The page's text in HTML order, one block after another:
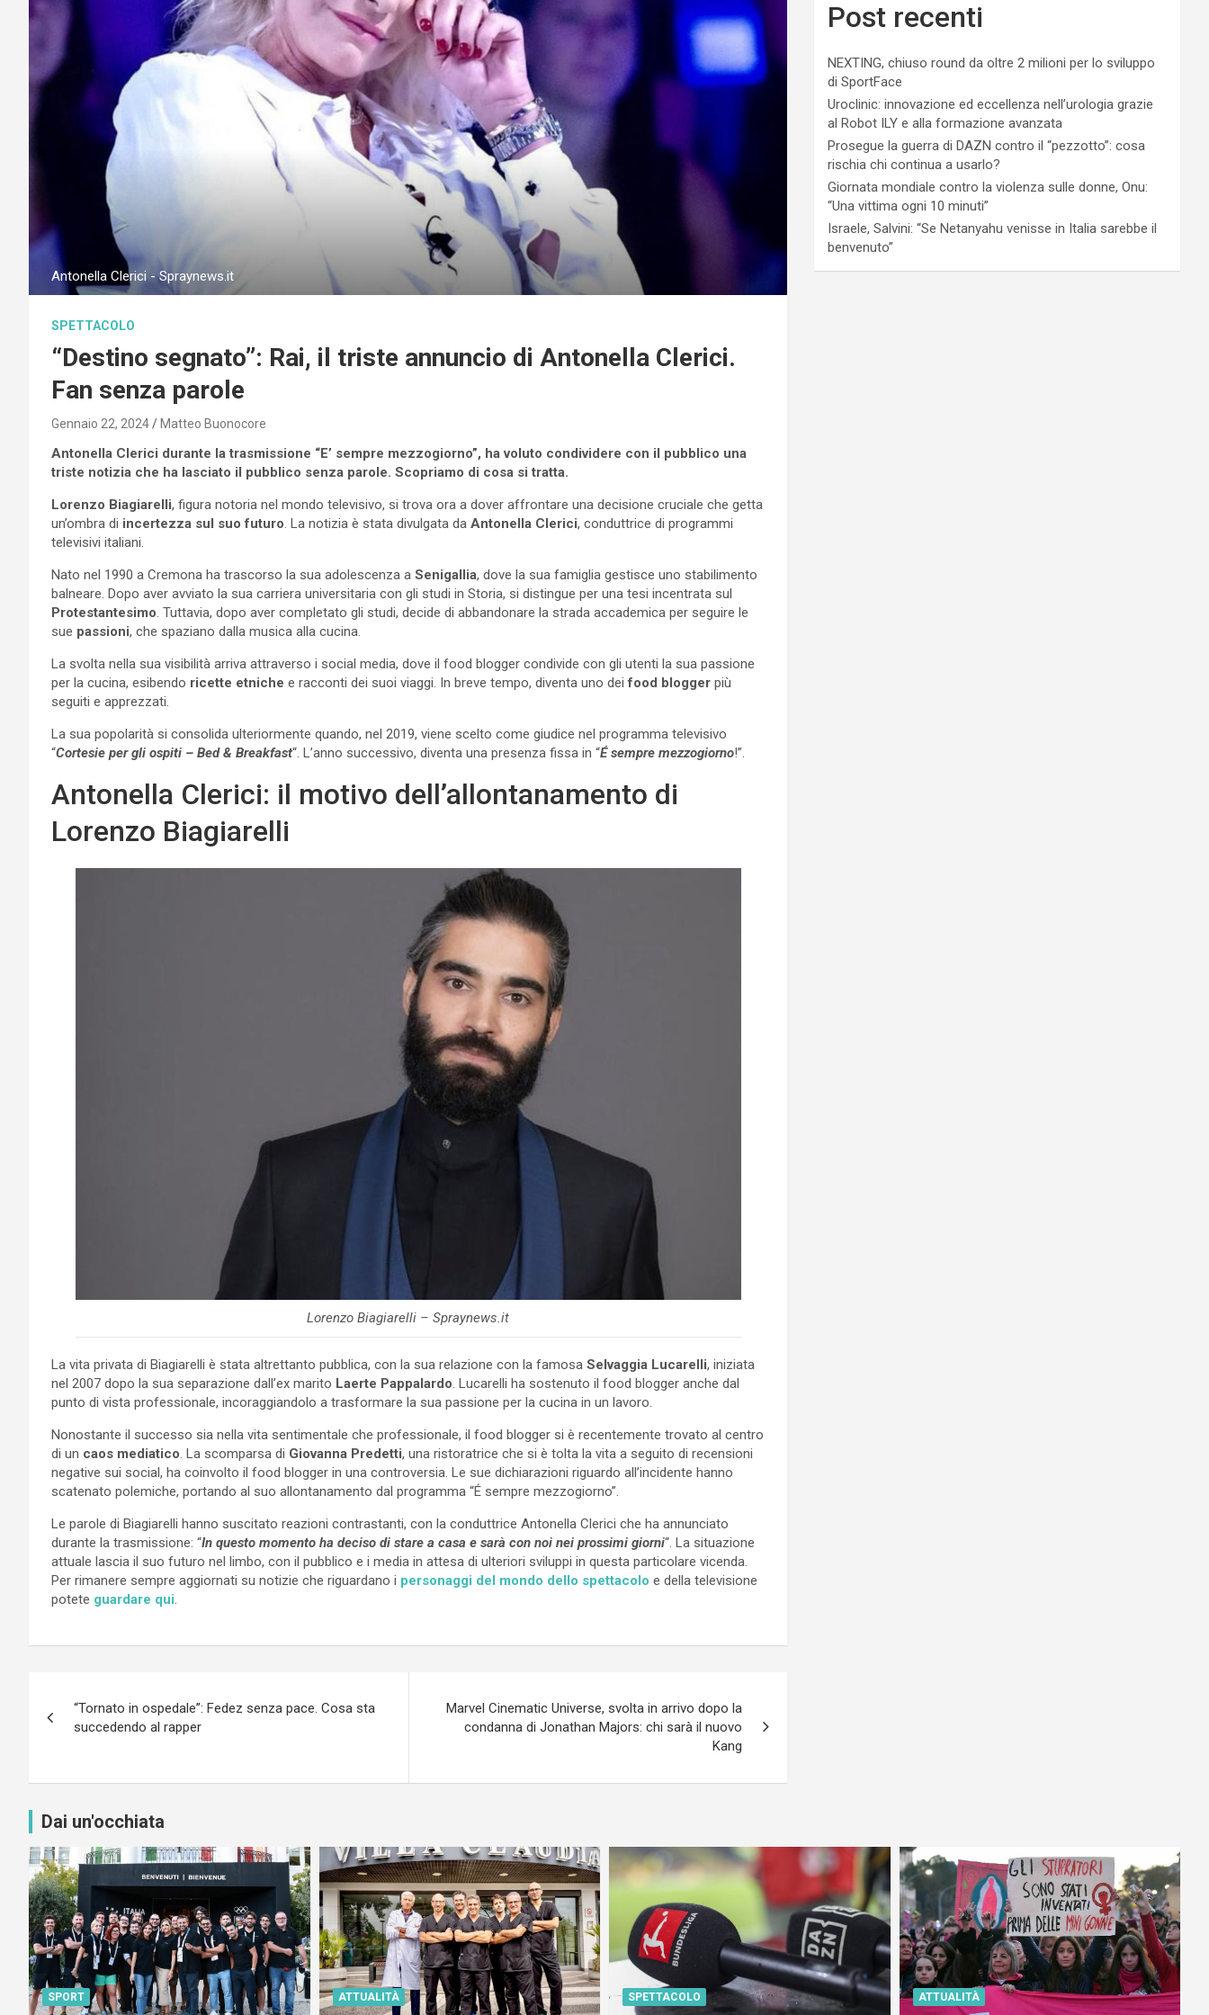
Antonella Clerici - Spraynews.it
SPETTACOLO
“Destino segnato”: Rai, il triste annuncio di Antonella Clerici.
Fan senza parole
Gennaio 22, 2024 Matteo Buonocore
Antonella Clerici durante la trasmissione “E’ sempre mezzogiorno”, ha voluto condividere con il pubblico una
triste notizia che ha lasciato il pubblico senza parole. Scopriamo di cosa si tratta.
Lorenzo Biagiarelli, figura notoria nel mondo televisivo, si trova ora a dover affrontare una decisione cruciale che getta
un’ombra di incertezza sul suo futuro . La notizia è stata divulgata da Antonella Clerici, conduttrice di programmi
televisivi italiani.
Nato nel 1990 a Cremona ha trascorso la sua adolescenza a Senigallia, dove la sua famiglia gestisce uno stabilimento
balneare. Dopo aver avviato la sua carriera universitaria con gli studi in Storia, si distingue per una tesi incentrata sul
Protestantesimo . Tuttavia, dopo aver completato gli studi, decide di abbandonare la strada accademica per seguire le
sue passioni, che spaziano dalla musica alla cucina.
La svolta nella sua visibilità arriva attraverso i social media, dove il food blogger condivide con gli utenti la sua passione
per la cucina, esibendo ricette etniche e racconti dei suoi viaggi. In breve tempo, diventa uno dei food blogger più
seguiti e apprezzati.
La sua popolarità si consolida ulteriormente quando, nel 2019, viene scelto come giudice nel programma televisivo
“Cortesie per gli ospiti – Bed & Breakfast“. L’anno successivo, diventa una presenza fissa in “É sempre mezzogiorno!”.
Antonella Clerici: il motivo dell’allontanamento di
Lorenzo Biagiarelli
Lorenzo Biagiarelli – Spraynews.it
La vita privata di Biagiarelli è stata altrettanto pubblica, con la sua relazione con la famosa Selvaggia Lucarelli, iniziata
nel 2007 dopo la sua separazione dall’ex marito Laerte Pappalardo . Lucarelli ha sostenuto il food blogger anche dal
punto di vista professionale, incoraggiandolo a trasformare la sua passione per la cucina in un lavoro.
Nonostante il successo sia nella vita sentimentale che professionale, il food blogger si è recentemente trovato al centro
di un caos mediatico . La scomparsa di Giovanna Predetti, una ristoratrice che si è tolta la vita a seguito di recensioni
negative sui social, ha coinvolto il food blogger in una controversia. Le sue dichiarazioni riguardo all’incidente hanno
scatenato polemiche, portando al suo allontanamento dal programma “É sempre mezzogiorno”.
Le parole di Biagiarelli hanno suscitato reazioni contrastanti, con la conduttrice Antonella Clerici che ha annunciato
durante la trasmissione: “In questo momento ha deciso di stare a casa e sarà con noi nei prossimi giorni“. La situazione
attuale lascia il suo futuro nel limbo, con il pubblico e i media in attesa di ulteriori sviluppi in questa particolare vicenda.
Per rimanere sempre aggiornati su notizie che riguardano i personaggi del mondo dello spettacolo e della televisione
potete guardare qui
articoli
“Tornato in ospedale”: Fedez senza pace. Cosa sta
succedendo al rapper
Marvel Cinematic Universe, svolta in arrivo dopo la
condanna di Jonathan Majors: chi sarà il nuovo
Kang
Post recenti
NEXTING, chiuso round da oltre 2 milioni per lo sviluppo
di SportFace
Uroclinic: innovazione ed eccellenza nell’urologia grazie
al Robot ILY e alla formazione avanzata
Prosegue la guerra di DAZN contro il “pezzotto”: cosa
rischia chi continua a usarlo?
Giornata mondiale contro la violenza sulle donne, Onu:
“Una vittima ogni 10 minuti”
Israele, Salvini: “Se Netanyahu venisse in Italia sarebbe il
benvenuto”
Dai un'occhiata
SPORT ATTUALITÀ SPETTACOLO ATTUALITÀ